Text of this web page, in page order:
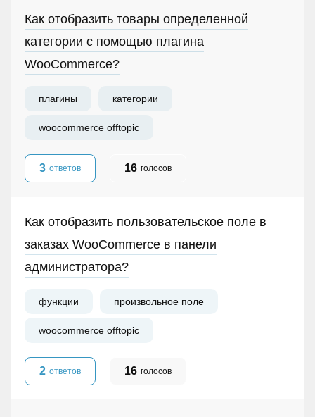
Как отобразить товары определенной
категории с помощью плагина
WooCommerce?
плагины категории
woocommerce offtopic
3 ответов 16 голосов
Как отобразить пользовательское поле в
заказах WooCommerce в панели
администратора?
функции произвольное поле
woocommerce offtopic
2 ответов 16 голосов